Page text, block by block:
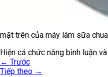
mặt trên của máy làm sữa
Hiện cả chức năng bình luận
← Trước
Tiếp theo →